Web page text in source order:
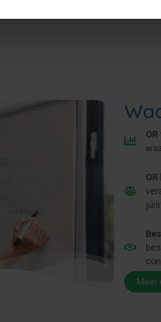
Meer